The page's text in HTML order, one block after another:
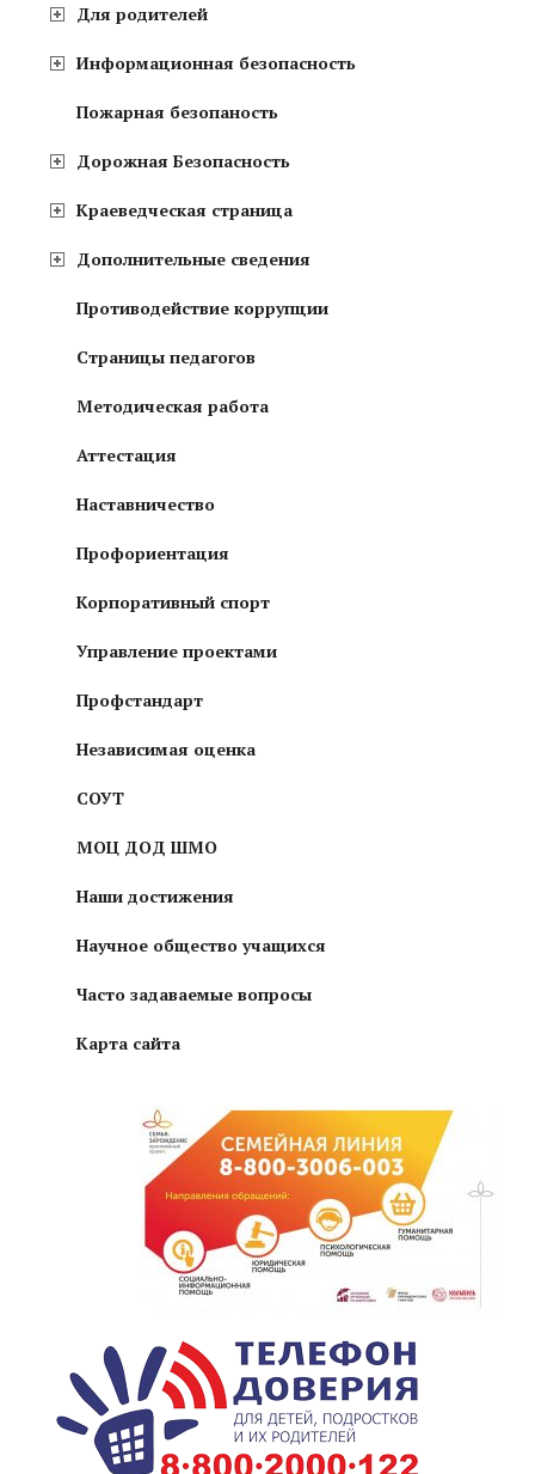
Для родителей
Информационная безопасность
Пожарная безопаность
Дорожная Безопасность
Краеведческая страница
Дополнительные сведения
Противодействие коррупции
Страницы педагогов
Методическая работа
Аттестация
Наставничество
Профориентация
Корпоративный спорт
Управление проектами
Профстандарт
Независимая оценка
СОУТ
МОЦ ДОД ШМО
Наши достижения
Научное общество учащихся
Часто задаваемые вопросы
Карта сайта